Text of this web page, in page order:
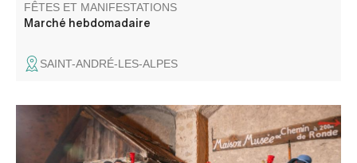
FÊTES ET MANIFESTATIONS
Marché hebdomadaire
SAINT-ANDRÉ-LES-ALPES
Durant ces soirées, vous allez être transportés dans les
siècles afin de découvrir Colmars à travers les âges. Une